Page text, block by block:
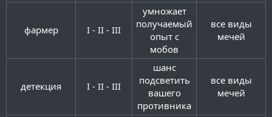
фармер​ I - II - III​
умножает
получаемый
опыт с
мобов​
все виды
мечей​
детекция​ I - II - III​
шанс
подсветить
вашего
противника​
все виды
мечей​